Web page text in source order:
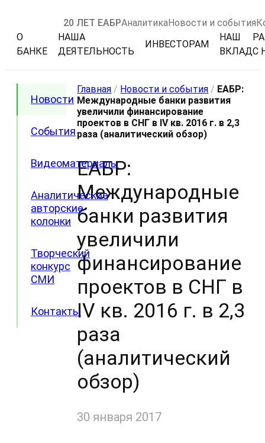
20 ЛЕТ ЕАБРАналитикаНовости и события
О
БАНКЕ
НАША
ДЕЯТЕЛЬНОСТЬ
ИНВЕСТОРАМ
НАШ
ВКЛАДС
Новости
События
Видеоматериалы
Аналитические
авторские
колонки
Творческий
конкурс
СМИ
Контакты
Главная / Новости и события / ЕАБР:
Международные банки развития
увеличили финансирование
проектов в СНГ в IV кв. 2016 г. в 2,3
раза (аналитический обзор)
ЕАБР:
Международные
банки развития
увеличили
финансирование
проектов в СНГ в
IV кв. 2016 г. в 2,3
раза
(аналитический
обзор)
30 января 2017